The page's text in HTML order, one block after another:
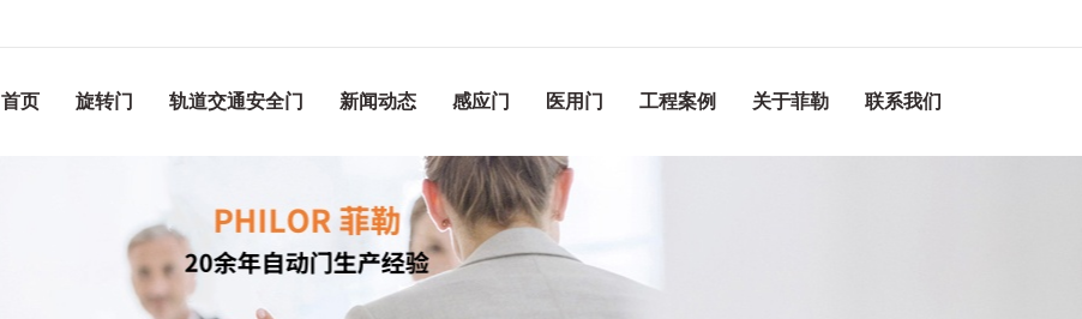
首页 旋转门 轨道交通安全门 新闻动态 感应门 医用门 工程案例 关于菲勒 联系我们